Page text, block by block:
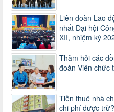
37/HD-TLĐ
Hướng dẫn Công đoàn với
Ban Thanh tra Nhân dân
Thời gian đăng: 27/12/2024
lượt xem: 4940 | lượt tải:1349
35/HD-TLĐ
Hướng dẫn thực hiện một số
công tác kiểm tra, giám sát tại
Thời gian đăng: 27/12/2024
lượt xem: 2072 | lượt tải:503
Liên đoàn Lao
nhất Đại hội
XII, nhiệm kỳ
Thăm hỏi các
đoàn Viên chức
Tiền thuê nhà
chi phí được trừ?